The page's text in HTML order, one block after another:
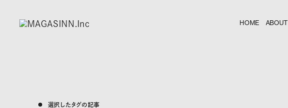
HOME ABOUT
選択したタグの記事